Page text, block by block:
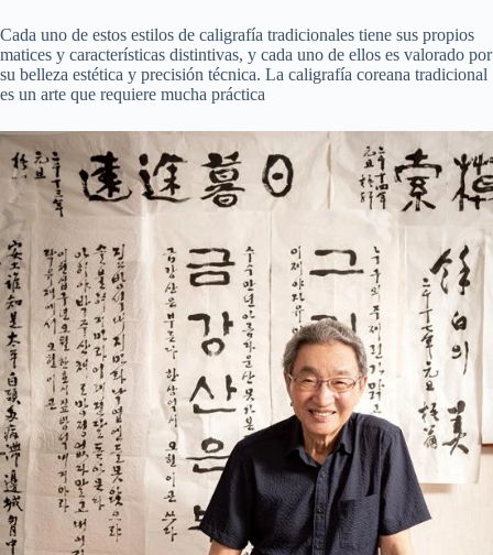
Cada uno de estos estilos de caligrafía tradicionales tiene sus propios
matices y características distintivas, y cada uno de ellos es valorado por
su belleza estética y precisión técnica. La caligrafía coreana tradicional
es un arte que requiere mucha práctica